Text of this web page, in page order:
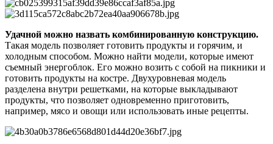
Удачной можно назвать комбинированную конструкцию.
Такая модель позволяет готовить продукты и горячим, и
холодным способом. Можно найти модели, которые имеют
съемный энергоблок. Его можно возить с собой на пикники и
готовить продукты на костре. Двухуровневая модель
разделена внутри решетками, на которые выкладывают
продукты, что позволяет одновременно приготовить,
например, мясо и овощи или использовать иные рецепты.